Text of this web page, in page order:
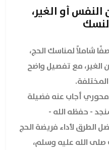
أو الغير،
شاملاً لمناسك الحج،
الغير، مع تفصيل واضح
محوري أجاب عنه فضيلة
- حفظه الله -
الطرق لأداء فريضة الحج
صلى الله عليه وسلم،